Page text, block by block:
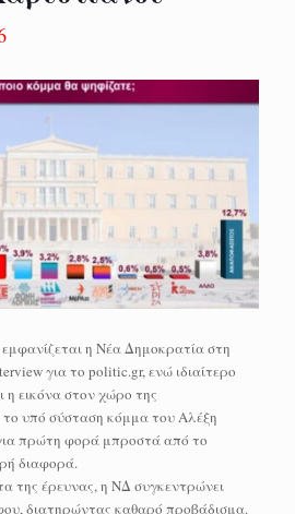
η Νέα Δημοκρατία στη
για το politic.gr, ενώ ιδιαίτερο
η εικόνα στον χώρο της
υπό σύσταση κόμμα του Αλέξη
πρώτη φορά μπροστά από το
διαφορά.
της έρευνας, η ΝΔ συγκεντρώνει
διατηρώντας καθαρό προβάδισμα.